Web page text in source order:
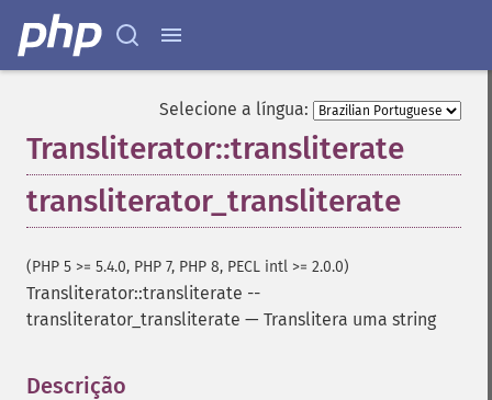
Selecione a língua:
Transliterator::transliterate
transliterator_transliterate
(PHP 5 >= 5.4.0, PHP 7, PHP 8, PECL intl >= 2.0.0)
Transliterator::transliterate --
transliterator_transliterate — Translitera uma string
Descrição